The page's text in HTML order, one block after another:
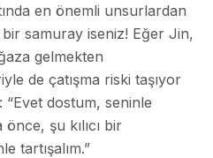
en önemli unsurlardan
samuray iseniz! Eğer Jin,
gelmekten
de çatışma riski taşıyor
dostum, seninle
şu kılıcı bir
tartışalım.”